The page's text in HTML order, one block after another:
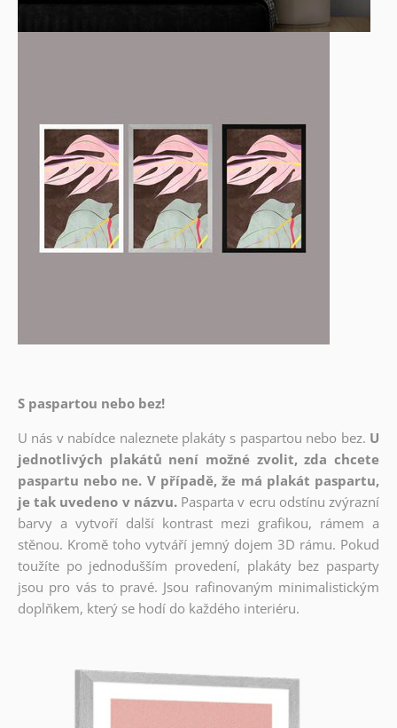
S paspartou nebo bez!
U nás v nabídce naleznete plakáty s paspartou nebo bez. U
jednotlivých plakátů není možné zvolit, zda chcete
paspartu nebo ne. V případě, že má plakát paspartu,
je tak uvedeno v názvu. Pasparta v ecru odstínu zvýrazní
barvy a vytvoří další kontrast mezi grafikou, rámem a
stěnou. Kromě toho vytváří jemný dojem 3D rámu. Pokud
toužíte po jednodušším provedení, plakáty bez pasparty
jsou pro vás to pravé. Jsou rafinovaným minimalistickým
doplňkem, který se hodí do každého interiéru.